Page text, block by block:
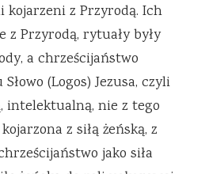
kojarzeni z Przyrodą. Ich
z Przyrodą, rytuały były
a chrześcijaństwo
(Logos) Jezusa, czyli
nie z tego
z siłą żeńską, z
jako siła